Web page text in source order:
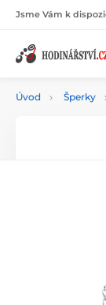
Jsme Vám k
Úvod Šperky